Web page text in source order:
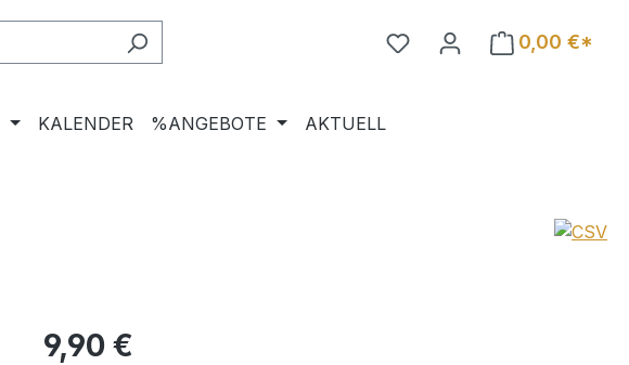
0,00 €*
KALENDER %ANGEBOTE AKTUELL
Regulärer Preis:
9,90 €